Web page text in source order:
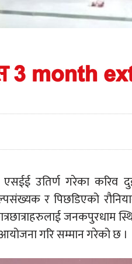
उतिर्ण गरेका करिव
र पिछडिएको
जनकपुरधाम
गरि सम्मान गरेको छ ।